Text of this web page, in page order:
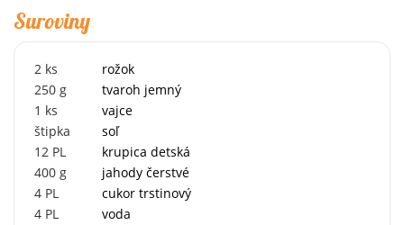
Suroviny
2 ks
rožok
250 g
tvaroh jemný
1 ks
vajce
štipka
soľ
12 PL
krupica detská
400 g
jahody čerstvé
4 PL
cukor trstinový
4 PL
voda